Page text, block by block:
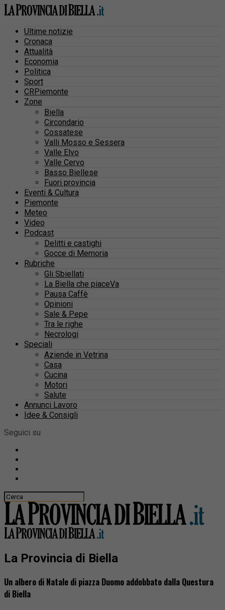
Ultime notizie
Cronaca
Attualità
Economia
Politica
Sport
CRPiemonte
Zone
Biella
Circondario
Cossatese
Valli Mosso e Sessera
Valle Elvo
Valle Cervo
Basso Biellese
Fuori provincia
Eventi & Cultura
Piemonte
Meteo
Video
Podcast
Delitti e castighi
Gocce di Memoria
Rubriche
Gli Sbiellati
La Biella che piaceVa
Pausa Caffè
Opinioni
Sale & Pepe
Tra le righe
Necrologi
Speciali
Aziende in Vetrina
Casa
Cucina
Motori
Salute
Annunci Lavoro
Idee & Consigli
Seguici su
La Provincia di Biella
Un albero di Natale di piazza Duomo addobbato dalla Questura
di Biella